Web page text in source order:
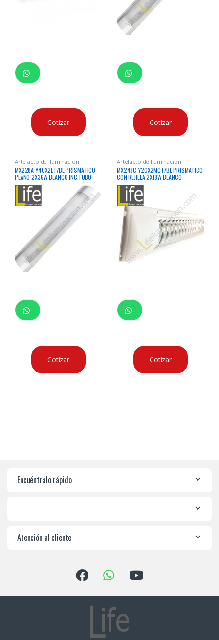
Cotizar Cotizar
Artefacto de Iluminacion
MX228A-Y40X2ET/BL PRISMATICO
PLANO 2X36W BLANCO INC.TUBO
6400K (T8)
Cotizar
Artefacto de Iluminacion
MX248C-Y20X2MCT/BL PRISMATICO
CON REJILLA 2X18W BLANCO
INC.TUBO 6400
Cotizar
Encuéntralo rápido
Atención al cliente